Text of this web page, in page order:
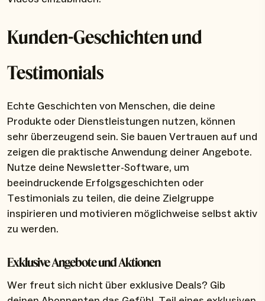
Kunden-Geschichten und
Testimonials
Echte Geschichten von Menschen, die deine
Produkte oder Dienstleistungen nutzen, können
sehr überzeugend sein. Sie bauen Vertrauen auf und
zeigen die praktische Anwendung deiner Angebote.
Nutze deine Newsletter-Software, um
beeindruckende Erfolgsgeschichten oder
Testimonials zu teilen, die deine Zielgruppe
inspirieren und motivieren möglichweise selbst aktiv
zu werden.
Exklusive Angebote und Aktionen
Wer freut sich nicht über exklusive Deals? Gib